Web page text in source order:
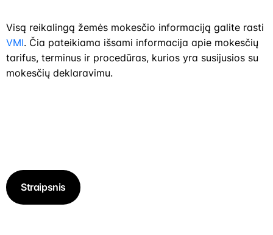
Visą reikalingą žemės mokesčio informaciją galite rasti
VMI. Čia pateikiama išsami informacija apie mokesčių
tarifus, terminus ir procedūras, kurios yra susijusios su
mokesčių deklaravimu.
Straipsnis